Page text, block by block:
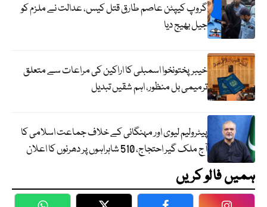
گروپ کیپٹن عاصم طارق قتل کیس، عدالت نے ملزم کو
جیل بھیج دیا
خیبرپختونخوا اسمبلی کا اراکین کی مراعات سے متعلق
ترمیمی بل منظور، اہم شقیں تبدیل
پیٹرولیم لیوی اور مہنگائی کے خلاف جماعت اسلامی کا
آج ملک گیر احتجاج، 510 شاہراہوں پر دھرنوں کا اعلان
ہمیں فالو کریں